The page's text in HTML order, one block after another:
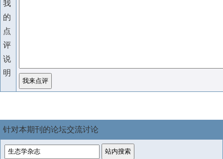
我
的
点
评
说
明
针对本期刊的论坛交流讨论